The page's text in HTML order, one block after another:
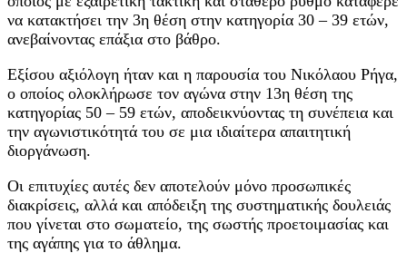
να κατακτήσει την 3η θέση στην κατηγορία 30 – 39 ετών,
ανεβαίνοντας επάξια στο βάθρο.
Εξίσου αξιόλογη ήταν και η παρουσία του Νικόλαου Ρήγα,
ο οποίος ολοκλήρωσε τον αγώνα στην 13η θέση της
κατηγορίας 50 – 59 ετών, αποδεικνύοντας τη συνέπεια και
την αγωνιστικότητά του σε μια ιδιαίτερα απαιτητική
διοργάνωση.
Οι επιτυχίες αυτές δεν αποτελούν μόνο προσωπικές
διακρίσεις, αλλά και απόδειξη της συστηματικής δουλειάς
που γίνεται στο σωματείο, της σωστής προετοιμασίας και
της αγάπης για το άθλημα.